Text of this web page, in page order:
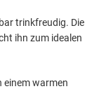
trinkfreudig. Die
ihn zum idealen
einem warmen